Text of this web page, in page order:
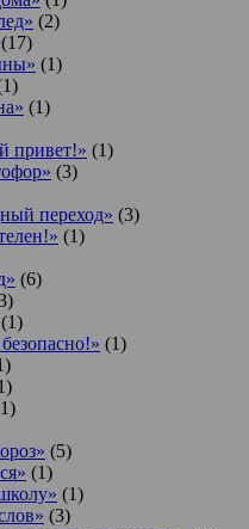
(2)
(17)
(1)
(1)
привет!» (1)
(3)
переход» (3)
(1)
(6)
(1)
(1)
(5)
(1)
(1)
(3)